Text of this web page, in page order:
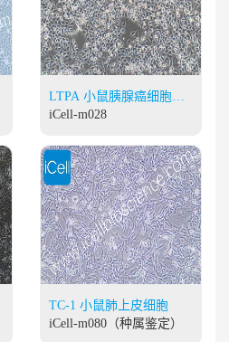
LTPA 小鼠胰腺癌细胞
（暂不提供）
iCell-m028
TC-1 小鼠肺上皮细胞
iCell-m080（种属鉴定）